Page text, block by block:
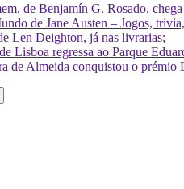
de Benjamín G. Rosado,
de Jane Austen – Jogos,
Len Deighton, já nas livrarias;
Lisboa regressa ao Parque
de Almeida conquistou o